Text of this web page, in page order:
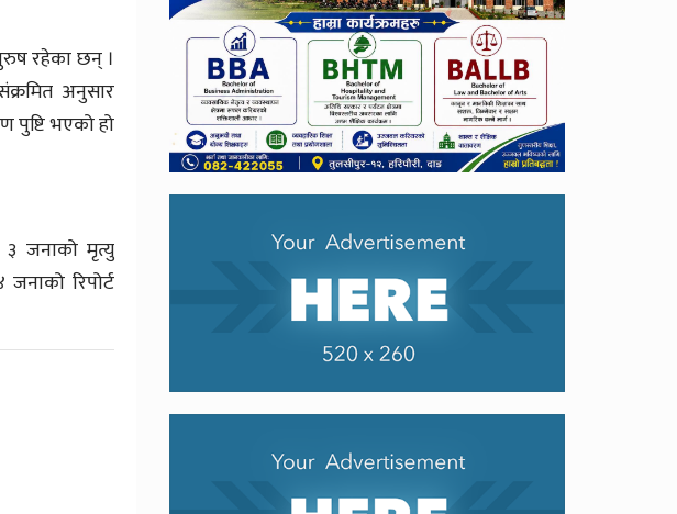
रहेका छन् ।
अनुसार
पुष्टि भएको हो
३ जनाको मृत्यु
रिपोर्ट